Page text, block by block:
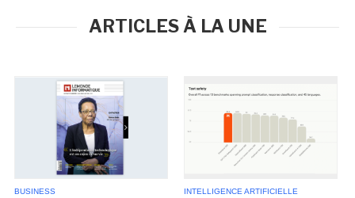
ARTICLES À LA UNE
BUSINESS INTELLIGENCE ARTIFICIELLE